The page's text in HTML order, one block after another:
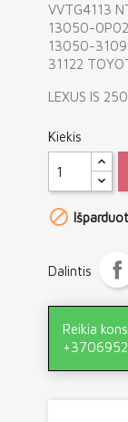
VVTG4113
13050-
13050-
31122
LEXUS IS
Kiekis

Dalintis
Reikia